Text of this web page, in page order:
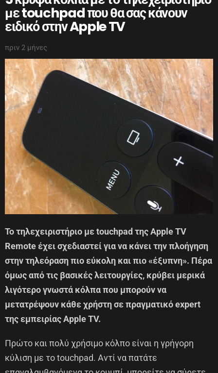
με touchpad που θα σας κάνουν
ειδικό στην Apple TV
πριν 2 μήνες
Το τηλεχειριστήριο με touchpad της Apple TV
Remote έχει σχεδιαστεί για να κάνει την πλοήγηση
στην τηλεόραση πιο εύκολη και πιο «έξυπνη». Πέρα
όμως από τις βασικές λειτουργίες, κρύβει μερικά
λιγότερο γνωστά κόλπα που μπορούν να
μετατρέψουν κάθε χρήστη σε πραγματικό expert
της εμπειρίας Apple TV.
Πρώτο και πολύ χρήσιμο κόλπο είναι η γρήγορη
κύλιση με το touchpad. Αντί να πατάτε